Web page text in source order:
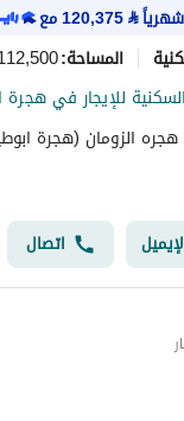
⃁
120,375مع
المساحة:
112,500
للإيجار في
اتصال